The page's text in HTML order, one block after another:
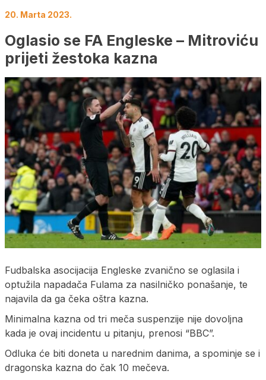
20. Marta 2023.
Oglasio se FA Engleske – Mitroviću
prijeti žestoka kazna
Fudbalska asocijacija Engleske zvanično se oglasila i
optužila napadača Fulama za nasilničko ponašanje, te
najavila da ga čeka oštra kazna.
Minimalna kazna od tri meča suspenzije nije dovoljna
kada je ovaj incidentu u pitanju, prenosi “BBC”.
Odluka će biti doneta u narednim danima, a spominje se i
dragonska kazna do čak 10 mečeva.